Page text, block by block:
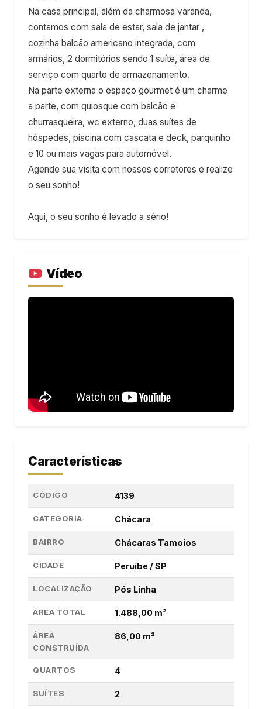
Na casa principal, além da charmosa varanda,
contamos com sala de estar, sala de jantar ,
cozinha balcão americano integrada, com
armários, 2 dormitórios sendo 1 suíte, área de
serviço com quarto de armazenamento.
Na parte externa o espaço gourmet é um charme
a parte, com quiosque com balcão e
churrasqueira, wc externo, duas suítes de
hóspedes, piscina com cascata e deck, parquinho
e 10 ou mais vagas para automóvel.
Agende sua visita com nossos corretores e realize
o seu sonho!
Aqui, o seu sonho é levado a sério!
Vídeo
Características
CÓDIGO 4139
CATEGORIA Chácara
BAIRRO Chácaras Tamoios
CIDADE Peruíbe / SP
LOCALIZAÇÃO Pós Linha
ÁREA TOTAL 1.488,00 m²
ÁREA
CONSTRUÍDA
86,00 m²
QUARTOS 4
SUÍTES 2